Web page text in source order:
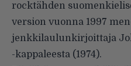
rocktähden
version vuonna 1997
jenkkilaulunkirjoittaja
-kappaleesta (1974).